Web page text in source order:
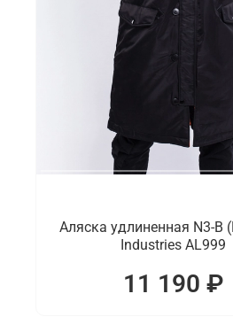
Аляска удлиненная N3-B
Industries AL999
11 190 ₽